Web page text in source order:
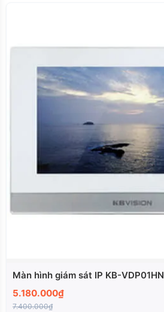
Màn hình giám sát IP KB-VDP01HN
5.180.000₫
7.400.000₫